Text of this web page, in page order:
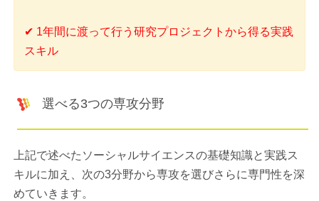
✔ 1年間に渡って行う研究プロジェクトから得る実践
スキル
選べる3つの専攻分野
上記で述べたソーシャルサイエンスの基礎知識と実践ス
キルに加え、次の3分野から専攻を選びさらに専門性を深
めていきます。